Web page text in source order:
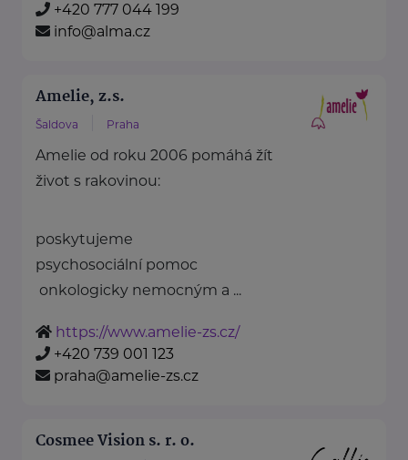
+420 777 044 199
info@alma.cz
Amelie, z.s.
Šaldova Praha
Amelie od roku 2006 pomáhá žít
život s rakovinou:
poskytujeme
psychosociální pomoc
onkologicky nemocným a ...
https://www.amelie-zs.cz/
+420 739 001 123
praha@amelie-zs.cz
Cosmee Vision s. r. o.